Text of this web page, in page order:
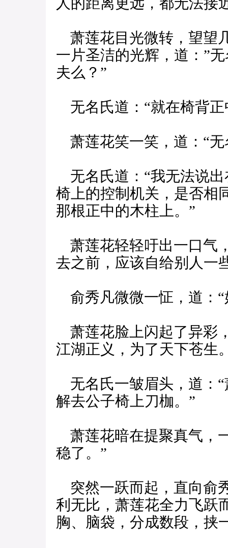
萧莲花目光微转，望望
一片圣洁的光辉，道：”
夫么？”
无名氏道：“就在椅背正
萧莲花笑一笑，道：“无
无名氏道：“我无法说
椅上的控制机关，是否相
那根正中的木柱上。”
萧莲花轻轻吁出一口气
去之前，应该自给别人一
俞秀凡微微一怔，道：“
萧莲花脸上闪起了异彩
江湖正义，为了天下苍生
无名氏一皱眉头，道：
解去公子椅上刀枷。”
萧莲花暗在提聚真气，
稳了。”
突然一跃而起，直向俞
利无比，萧莲花全力飞跃
胸、脑袋，分成数段，挟